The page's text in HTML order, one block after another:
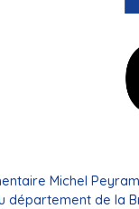
Michel
département de la